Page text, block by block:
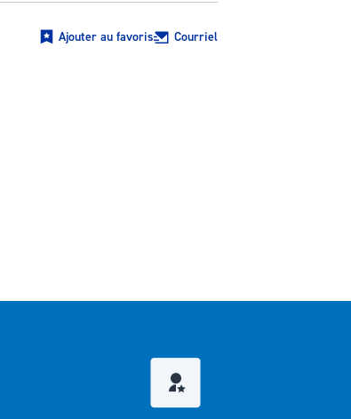
Ajouter au favoris Courriel